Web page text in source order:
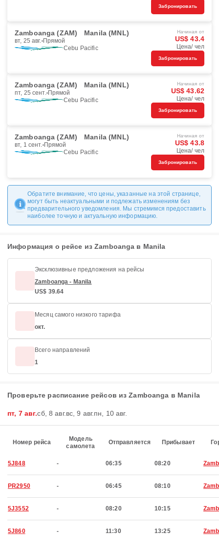
Забронировать
Zamboanga (ZAM) Manila (MNL)
вт, 25 авг. Прямой
Cebu Pacific
Начиная от
US$ 43.4
Цена/ чел
Забронировать
Zamboanga (ZAM) Manila (MNL)
пт, 25 сент. Прямой
Cebu Pacific
Начиная от
US$ 43.62
Цена/ чел
Забронировать
Zamboanga (ZAM) Manila (MNL)
вт, 1 сент. Прямой
Cebu Pacific
Начиная от
US$ 43.8
Цена/ чел
Забронировать
Обратите внимание, что цены, указанные на этой странице,
могут быть неактуальными и подлежать изменениям без
предварительного уведомления. Мы стремимся предоставить
наиболее точную и актуальную информацию.
Информация о рейсе из Zamboanga в Manila
Эксклюзивные предложения на рейсы
Zamboanga - Manila
US$ 39.64
Месяц самого низкого тарифа
окт.
Всего направлений
1
Проверьте расписание рейсов из Zamboanga в Manila
пт, 7 авг.сб, 8 авг.вс, 9 авг.пн, 10 авг.
Номер рейса
Модель
самолета
Отправляется Прибывает
5J848 - 06:35 08:20
PR2950 - 06:45 08:10
5J3552 - 08:20 10:15
5J860 - 11:30 13:25